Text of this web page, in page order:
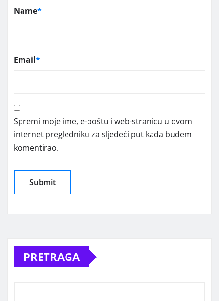
Name*
Email*
Spremi moje ime, e-poštu i web-stranicu u ovom
internet pregledniku za sljedeći put kada budem
komentirao.
PRETRAGA